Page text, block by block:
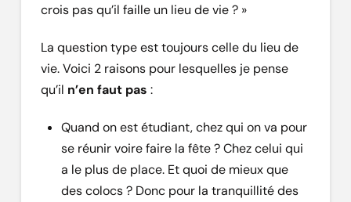
crois pas qu’il faille un lieu de vie ? »
La question type est toujours celle du lieu de
vie. Voici 2 raisons pour lesquelles je pense
qu’il n’en faut pas :
Quand on est étudiant, chez qui on va pour
se réunir voire faire la fête ? Chez celui qui
a le plus de place. Et quoi de mieux que
des colocs ? Donc pour la tranquillité des